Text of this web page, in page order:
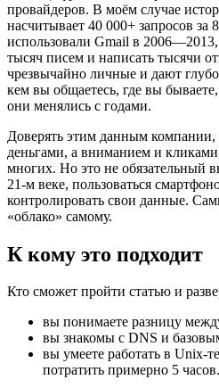
провайдеров. В моём случае
насчитывает 40 000+ запросов за
использовали Gmail в
тысяч писем и написать тысячи
чрезвычайно личные и дают
кем вы общаетесь, где вы
они менялись с годами.
Доверять этим данным компании,
деньгами, а вниманием и
многих. Но это не обязательный
21-м веке, пользоваться
контролировать свои данные.
«облако» самому.
К кому это подходит
Кто сможет пройти статью и
вы понимаете разницу
вы знакомы с DNS и
вы умеете работать в Unix-
потратить примерно 5 часов.